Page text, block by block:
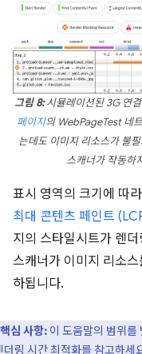
그림 8:시뮬레이션된 3G 연
페이지의 WebPageTest 네
는데도 이미지 리소스가 불
스캐너가 작동하
표시 영역의 크기에 따
최대 콘텐츠 페인트
지의 스타일시트가 렌
스캐너가 이미지 리소
하됩니다.
핵심 사항: 이 도움말의 범위를
더링 시간 최적화를 참고하세